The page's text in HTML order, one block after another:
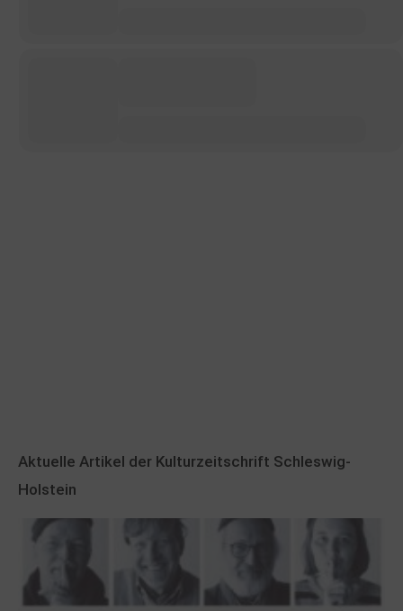
Aktuelle Artikel der Kulturzeitschrift Schleswig-
Holstein